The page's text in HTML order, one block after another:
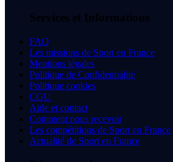
Services et Informations
FAQ
Les missions de Sport en France
Mentions légales
Politique de Confidentialité
Politique cookies
CGU
Aide et contact
Comment nous recevoir
Les compétitions de Sport en France
Actualité de Sport en France